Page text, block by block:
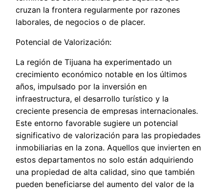
cruzan la frontera regularmente por razones
laborales, de negocios o de placer.
Potencial de Valorización:
La región de Tijuana ha experimentado un
crecimiento económico notable en los últimos
años, impulsado por la inversión en
infraestructura, el desarrollo turístico y la
creciente presencia de empresas internacionales.
Este entorno favorable sugiere un potencial
significativo de valorización para las propiedades
inmobiliarias en la zona. Aquellos que invierten en
estos departamentos no solo están adquiriendo
una propiedad de alta calidad, sino que también
pueden beneficiarse del aumento del valor de la